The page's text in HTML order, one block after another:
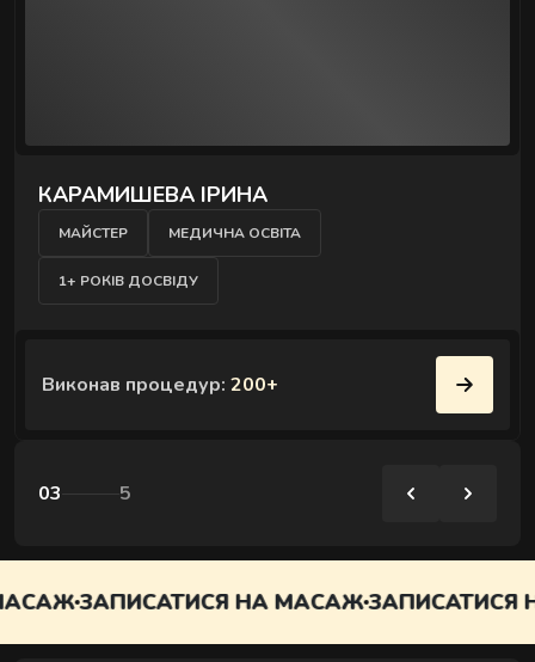
КАРАМИШЕВА ІРИНА
МАЙСТЕР МЕДИЧНА ОСВІТА
1+ РОКІВ ДОСВІДУ
Виконав процедур: 200+
03 5
ЗАПИСАТИСЯ НА МАСАЖЗАПИСАТИСЯ